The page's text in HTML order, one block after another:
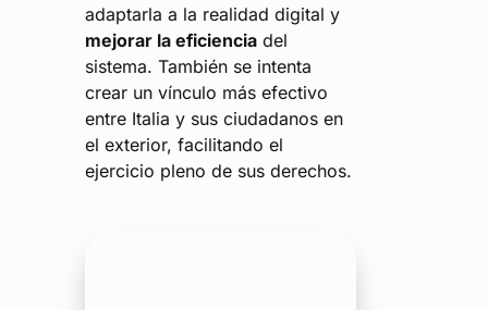
adaptarla a la realidad digital y
mejorar la eficienciadel
sistema. También se intenta
crear un vínculo más efectivo
entre Italia y sus ciudadanos en
el exterior, facilitando el
ejercicio pleno de sus derechos.